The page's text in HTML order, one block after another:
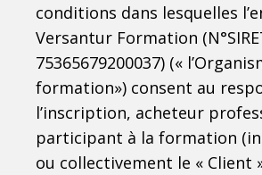
conditions dans lesquelles
Versantur Formation
75365679200037) («
formation») consent au
l’inscription, acheteur
participant à la formation
ou collectivement le « Client